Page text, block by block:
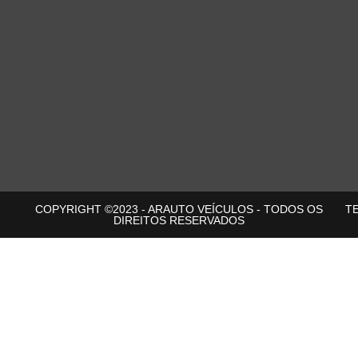
COPYRIGHT ©2023 - ARAUTO VEÍCULOS - TODOS OS
DIREITOS RESERVADOS